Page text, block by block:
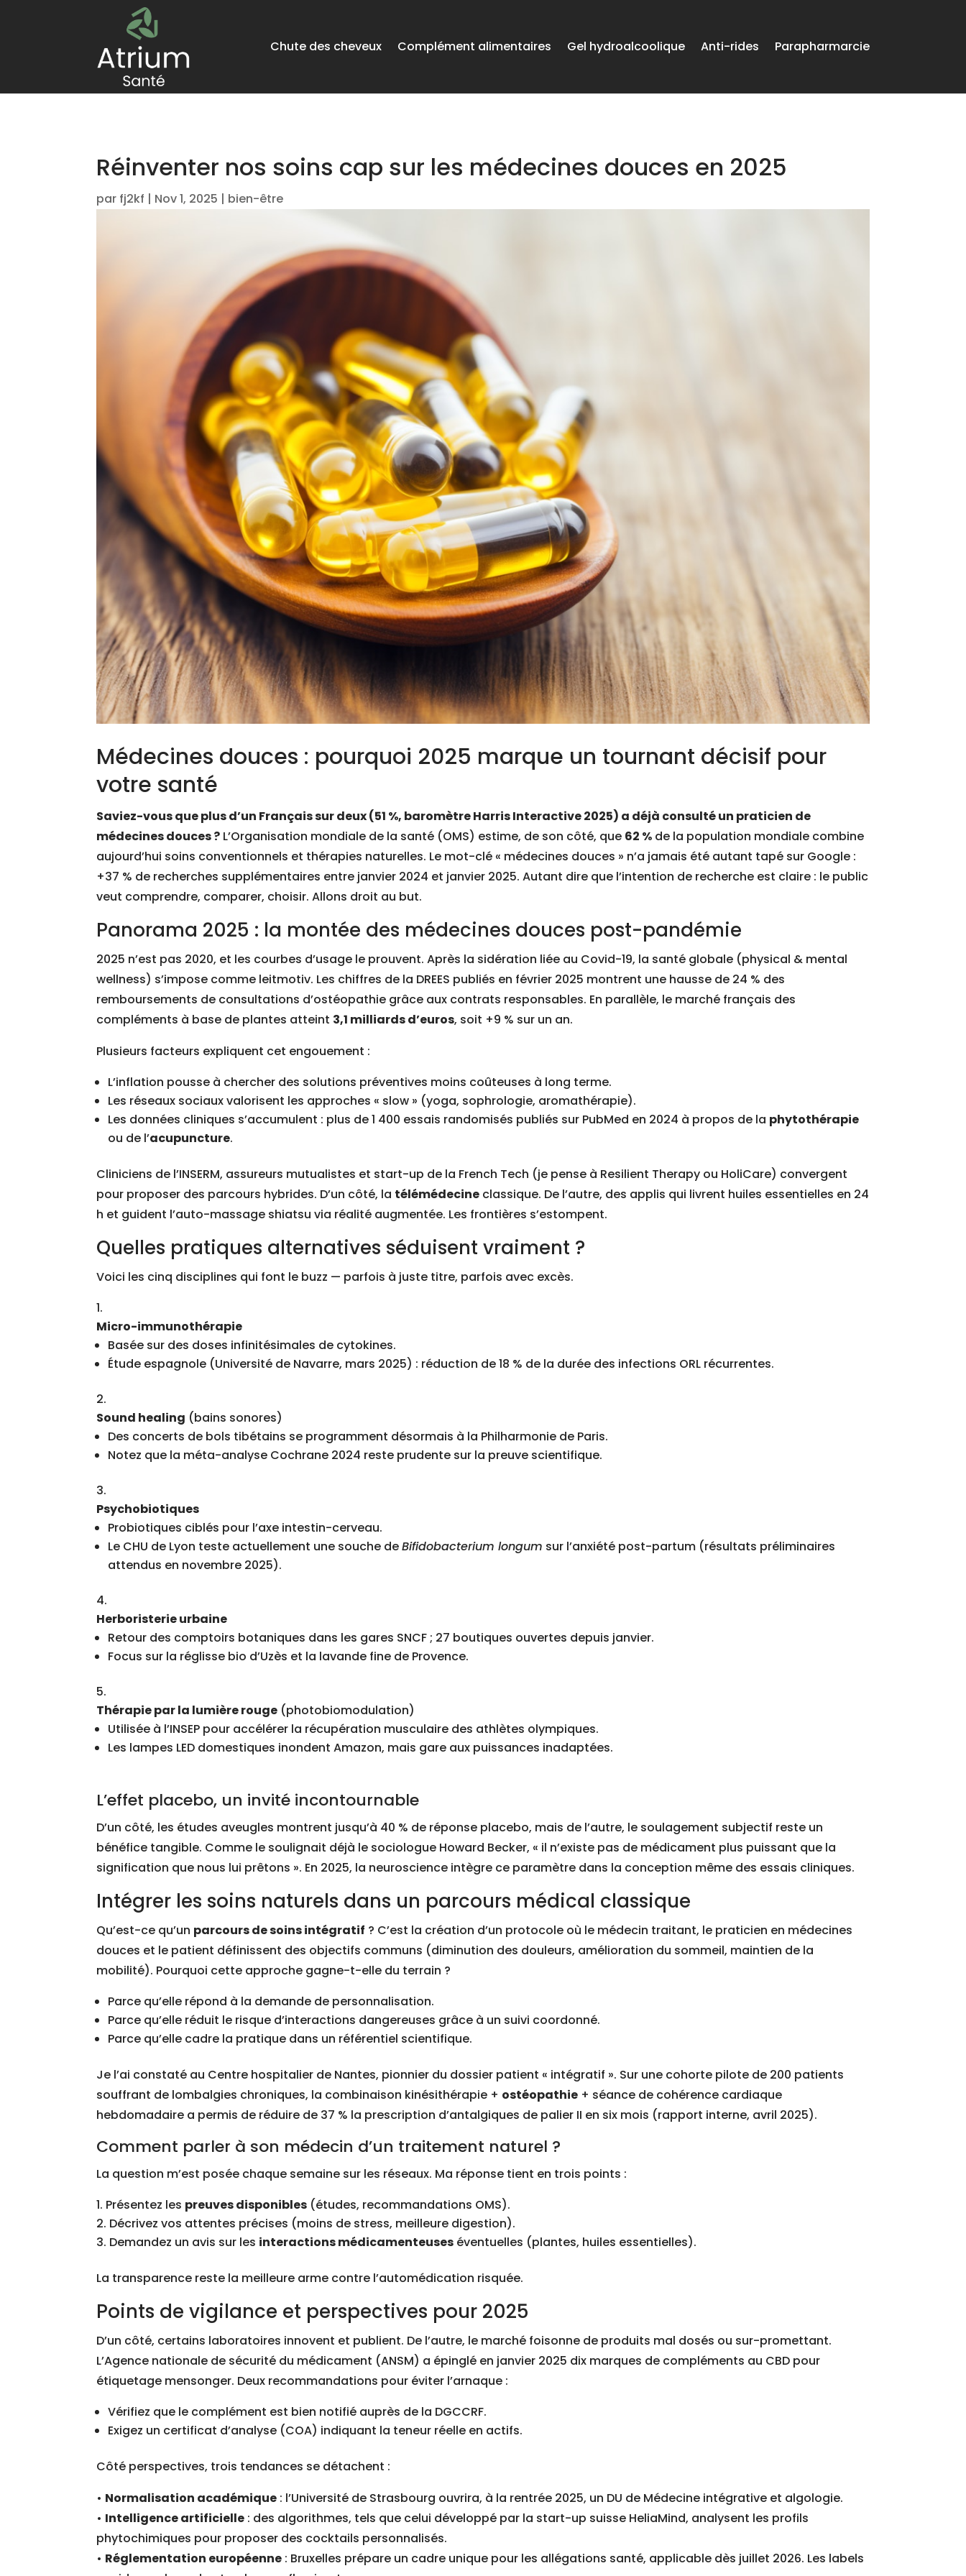
Chute des cheveux Complément alimentaires Gel hydroalcoolique Anti-rides Parapharmarcie
Réinventer nos soins cap sur les médecines douces en 2025
par fj2kf | Nov 1, 2025 | bien-être
Médecines douces : pourquoi 2025 marque un tournant décisif pour
votre santé
Saviez-vous que plus d’un Français sur deux (51 %, baromètre Harris Interactive 2025) a déjà consulté un praticien de
médecines douces ? L’Organisation mondiale de la santé (OMS) estime, de son côté, que 62 % de la population mondiale combine
aujourd’hui soins conventionnels et thérapies naturelles. Le mot-clé « médecines douces » n’a jamais été autant tapé sur Google :
+37 % de recherches supplémentaires entre janvier 2024 et janvier 2025. Autant dire que l’intention de recherche est claire : le public
veut comprendre, comparer, choisir. Allons droit au but.
Panorama 2025 : la montée des médecines douces post-pandémie
2025 n’est pas 2020, et les courbes d’usage le prouvent. Après la sidération liée au Covid-19, la santé globale (physical & mental
wellness) s’impose comme leitmotiv. Les chiffres de la DREES publiés en février 2025 montrent une hausse de 24 % des
remboursements de consultations d’ostéopathie grâce aux contrats responsables. En parallèle, le marché français des
compléments à base de plantes atteint 3,1 milliards d’euros, soit +9 % sur un an.
Plusieurs facteurs expliquent cet engouement :
L’inflation pousse à chercher des solutions préventives moins coûteuses à long terme.
Les réseaux sociaux valorisent les approches « slow » (yoga, sophrologie, aromathérapie).
Les données cliniques s’accumulent : plus de 1 400 essais randomisés publiés sur PubMed en 2024 à propos de la phytothérapie
ou de l’acupuncture.
Cliniciens de l’INSERM, assureurs mutualistes et start-up de la French Tech (je pense à Resilient Therapy ou HoliCare) convergent
pour proposer des parcours hybrides. D’un côté, la télémédecine classique. De l’autre, des applis qui livrent huiles essentielles en 24
h et guident l’auto-massage shiatsu via réalité augmentée. Les frontières s’estompent.
Quelles pratiques alternatives séduisent vraiment ?
Voici les cinq disciplines qui font le buzz — parfois à juste titre, parfois avec excès.
Micro-immunothérapie
Basée sur des doses infinitésimales de cytokines.
Étude espagnole (Université de Navarre, mars 2025) : réduction de 18 % de la durée des infections ORL récurrentes.
Sound healing (bains sonores)
Des concerts de bols tibétains se programment désormais à la Philharmonie de Paris.
Notez que la méta-analyse Cochrane 2024 reste prudente sur la preuve scientifique.
Psychobiotiques
Probiotiques ciblés pour l’axe intestin-cerveau.
Le CHU de Lyon teste actuellement une souche deBifidobacterium longum sur l’anxiété post-partum (résultats préliminaires
attendus en novembre 2025).
Herboristerie urbaine
Retour des comptoirs botaniques dans les gares SNCF ; 27 boutiques ouvertes depuis janvier.
Focus sur la réglisse bio d’Uzès et la lavande fine de Provence.
Thérapie par la lumière rouge (photobiomodulation)
Utilisée à l’INSEP pour accélérer la récupération musculaire des athlètes olympiques.
Les lampes LED domestiques inondent Amazon, mais gare aux puissances inadaptées.
L’effet placebo, un invité incontournable
D’un côté, les études aveugles montrent jusqu’à 40 % de réponse placebo, mais de l’autre, le soulagement subjectif reste un
bénéfice tangible. Comme le soulignait déjà le sociologue Howard Becker, « il n’existe pas de médicament plus puissant que la
signification que nous lui prêtons ». En 2025, la neuroscience intègre ce paramètre dans la conception même des essais cliniques.
Intégrer les soins naturels dans un parcours médical classique
Qu’est-ce qu’un parcours de soins intégratif ? C’est la création d’un protocole où le médecin traitant, le praticien en médecines
douces et le patient définissent des objectifs communs (diminution des douleurs, amélioration du sommeil, maintien de la
mobilité). Pourquoi cette approche gagne-t-elle du terrain ?
Parce qu’elle répond à la demande de personnalisation.
Parce qu’elle réduit le risque d’interactions dangereuses grâce à un suivi coordonné.
Parce qu’elle cadre la pratique dans un référentiel scientifique.
Je l’ai constaté au Centre hospitalier de Nantes, pionnier du dossier patient « intégratif ». Sur une cohorte pilote de 200 patients
souffrant de lombalgies chroniques, la combinaison kinésithérapie + ostéopathie + séance de cohérence cardiaque
hebdomadaire a permis de réduire de 37 % la prescription d’antalgiques de palier II en six mois (rapport interne, avril 2025).
Comment parler à son médecin d’un traitement naturel ?
La question m’est posée chaque semaine sur les réseaux. Ma réponse tient en trois points :
Présentez les preuves disponibles (études, recommandations OMS).
Décrivez vos attentes précises (moins de stress, meilleure digestion).
Demandez un avis sur les interactions médicamenteuses éventuelles (plantes, huiles essentielles).
La transparence reste la meilleure arme contre l’automédication risquée.
Points de vigilance et perspectives pour 2025
D’un côté, certains laboratoires innovent et publient. De l’autre, le marché foisonne de produits mal dosés ou sur-promettant.
L’Agence nationale de sécurité du médicament (ANSM) a épinglé en janvier 2025 dix marques de compléments au CBD pour
étiquetage mensonger. Deux recommandations pour éviter l’arnaque :
Vérifiez que le complément est bien notifié auprès de la DGCCRF.
Exigez un certificat d’analyse (COA) indiquant la teneur réelle en actifs.
Côté perspectives, trois tendances se détachent :
• Normalisation académique : l’Université de Strasbourg ouvrira, à la rentrée 2025, un DU de Médecine intégrative et algologie.
• Intelligence artificielle : des algorithmes, tels que celui développé par la start-up suisse HeliaMind, analysent les profils
phytochimiques pour proposer des cocktails personnalisés.
• Réglementation européenne : Bruxelles prépare un cadre unique pour les allégations santé, applicable dès juillet 2026. Les labels